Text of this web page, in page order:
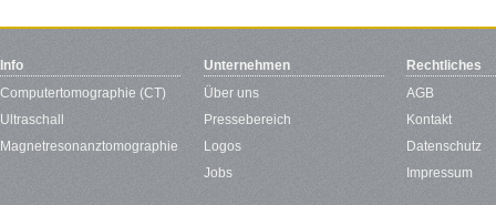
Info
Computertomographie (CT)
Ultraschall
Magnetresonanztomographie
Unternehmen
Über uns
Pressebereich
Logos
Jobs
Rechtliches
AGB
Kontakt
Datenschutz
Impressum